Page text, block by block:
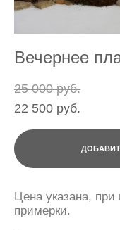
Вечернее
25 000 pуб.
22 500 pуб.
Цена указана, при
примерки.